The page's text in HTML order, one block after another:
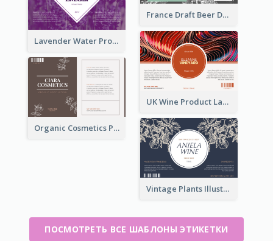
France Draft Beer Drink Label
Lavender Water Product Label
UK Wine Product Label
Organic Cosmetics Product Label
Vintage Plants Illustration Wine Label
ПОСМОТРЕТЬ ВСЕ ШАБЛОНЫ ЭТИКЕТКИ